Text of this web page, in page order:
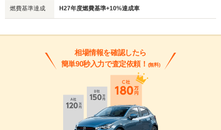
燃費基準達成 H27年度燃費基準+10%達成車
相場情報を確認したら
簡単90秒入力で査定依頼！ (無料)